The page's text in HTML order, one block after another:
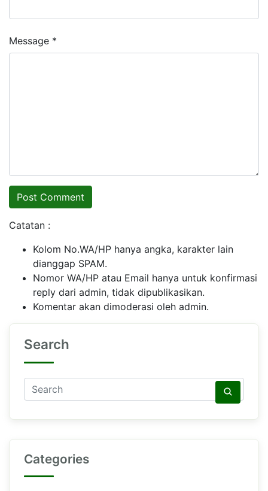
Message *
Catatan :
Kolom No.WA/HP hanya angka, karakter lain
dianggap SPAM.
Nomor WA/HP atau Email hanya untuk konfirmasi
reply dari admin, tidak dipublikasikan.
Komentar akan dimoderasi oleh admin.
Search
Categories